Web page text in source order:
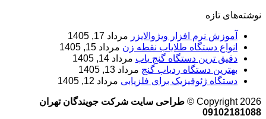
نوشته‌های تازه
آموزش نرم‌ افزار ویژوالایزر مرداد 17, 1405
انواع دستگاه طلایاب نقطه زن مرداد 15, 1405
دقیق ترین دستگاه گنج یاب مرداد 14, 1405
بهترین دستگاه ردیاب گنج مرداد 13, 1405
دستگاه ژئوفیزیک برای فلزیابی مرداد 12, 1405
Copyright 2026 ©
طراحی سایت شرکت جویندگان تهران
09102181088